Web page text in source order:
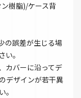
樹脂)/ケース背
の誤差が生じる場
。
カバーに沿ってデ
デザインが若干異
。